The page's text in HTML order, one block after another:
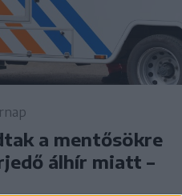
a mentősökre
álhír miatt –